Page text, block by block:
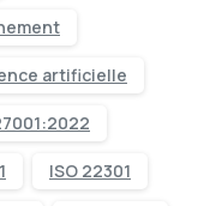
artificielle
ISO 22301